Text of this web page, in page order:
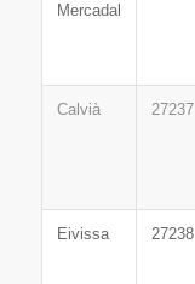
Mercadal
Calvià 27237
Eivissa 27238